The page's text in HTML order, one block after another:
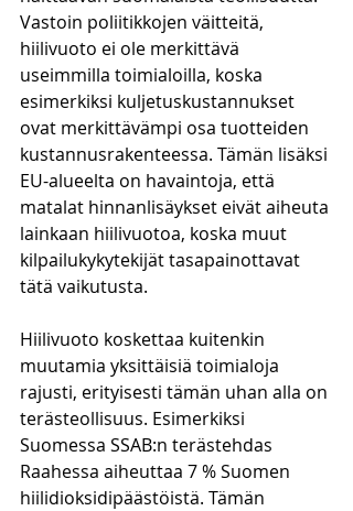
Vastoin poliitikkojen väitteitä,
hiilivuoto ei ole merkittävä
useimmilla toimialoilla, koska
esimerkiksi kuljetuskustannukset
ovat merkittävämpi osa tuotteiden
kustannusrakenteessa. Tämän lisäksi
EU-alueelta on havaintoja, että
matalat hinnanlisäykset eivät aiheuta
lainkaan hiilivuotoa, koska muut
kilpailukykytekijät tasapainottavat
tätä vaikutusta.
Hiilivuoto koskettaa kuitenkin
muutamia yksittäisiä toimialoja
rajusti, erityisesti tämän uhan alla on
terästeollisuus. Esimerkiksi
Suomessa SSAB:n terästehdas
Raahessa aiheuttaa 7 % Suomen
hiilidioksidipäästöistä. Tämän